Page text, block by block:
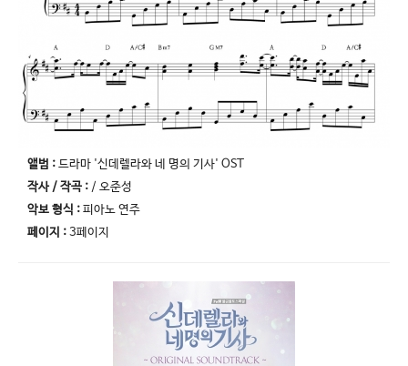
앨범 : 드라마 '신데렐라와 네 명의 기사' OST
작사 / 작곡 : / 오준성
악보 형식 : 피아노 연주
페이지 : 3페이지